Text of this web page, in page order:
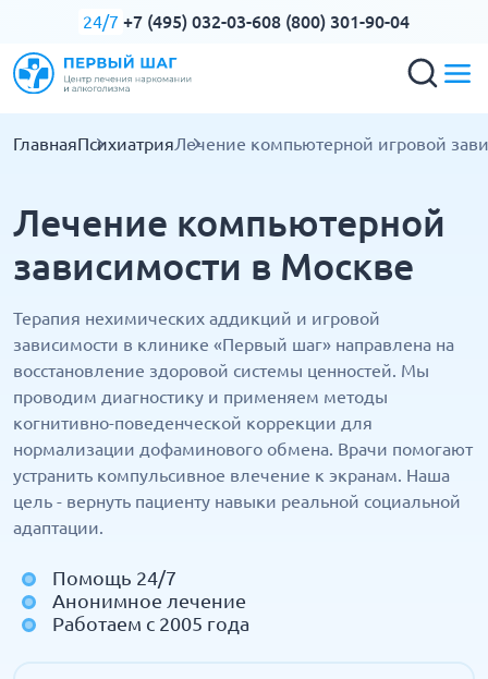
24/7 +7 (495) 032-03-608 (800) 301-90-04
ГлавнаяПсихиатрияЛечение компьютерной игровой
Лечение компьютерной
зависимости в Москве
Терапия нехимических аддикций и игровой
зависимости в клинике «Первый шаг» направлена на
восстановление здоровой системы ценностей. Мы
проводим диагностику и применяем методы
когнитивно-поведенческой коррекции для
нормализации дофаминового обмена. Врачи помогают
устранить компульсивное влечение к экранам. Наша
цель - вернуть пациенту навыки реальной социальной
адаптации.
Помощь 24/7
Анонимное лечение
Работаем с 2005 года